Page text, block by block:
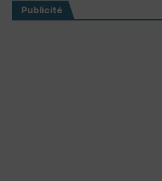
Publicité